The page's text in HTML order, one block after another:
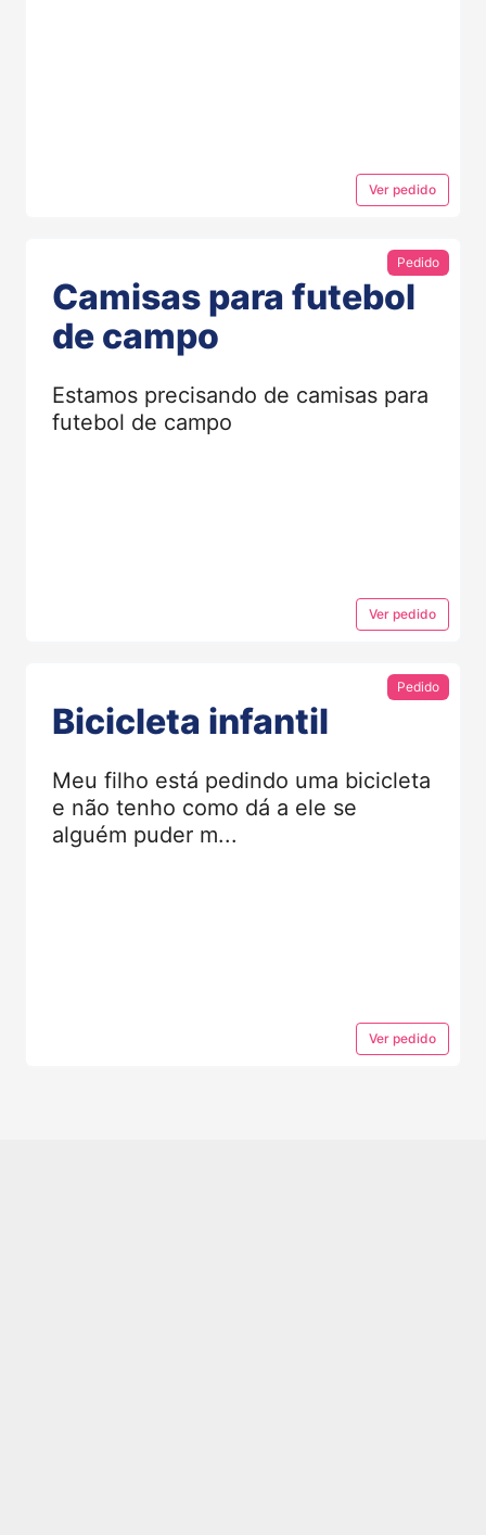
Ver pedido
Pedido
Camisas para futebol
de campo
Estamos precisando de camisas para
futebol de campo
Ver pedido
Pedido
Bicicleta infantil
Meu filho está pedindo uma bicicleta
e não tenho como dá a ele se
alguém puder m...
Ver pedido